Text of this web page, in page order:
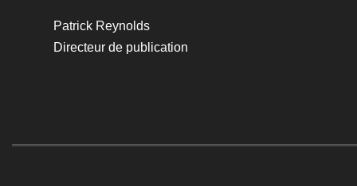
Patrick Reynolds
Directeur de publication